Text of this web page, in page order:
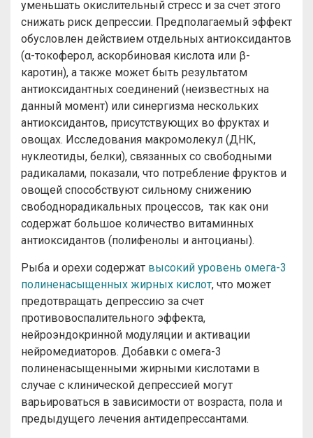
уменьшать окислительный стресс и за счет этого
снижать риск депрессии. Предполагаемый эффект
обусловлен действием отдельных антиоксидантов
(α-токоферол, аскорбиновая кислота или β-
каротин), а также может быть результатом
антиоксидантных соединений (неизвестных на
данный момент) или синергизма нескольких
антиоксидантов, присутствующих во фруктах и
овощах. Исследования макромолекул (ДНК,
нуклеотиды, белки), связанных со свободными
радикалами, показали, что потребление фруктов и
овощей способствуют сильному снижению
свободнорадикальных процессов, так как они
содержат большое количество витаминных
антиоксидантов (полифенолы и антоцианы).
Рыба и орехи содержат высокий уровень омега-3
полиненасыщенных жирных кислот, что может
предотвращать депрессию за счет
противовоспалительного эффекта,
нейроэндокринной модуляции и активации
нейромедиаторов. Добавки с омега-3
полиненасыщенными жирными кислотами в
случае с клинической депрессией могут
варьироваться в зависимости от возраста, пола и
предыдущего лечения антидепрессантами.